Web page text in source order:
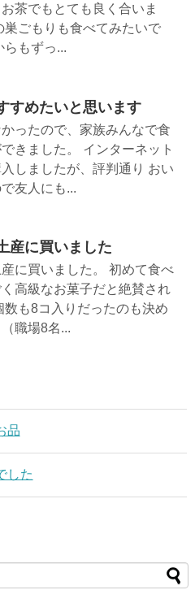
茶でもとても良く合いま
巣ごもりも食べてみたいで
らもずっ...
すめたいと思います
ったので、家族みんなで食
きました。 インターネット
しましたが、評判通り おい
友人にも...
産に買いました
に買いました。 初めて食べ
高級なお菓子だと絶賛され
数も8コ入りだったのも決め
職場8名...
品
した